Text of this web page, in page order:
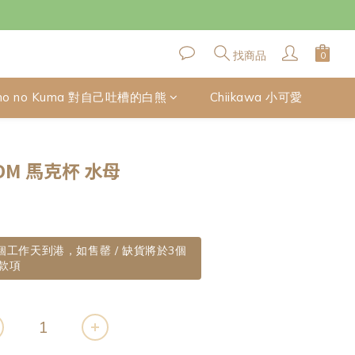
找商品
no Kuma 對自己吐槽的白熊 Chiikawa 小可愛
馬克杯 水母
工作天到港，如售罄 / 缺貨將於3個
項